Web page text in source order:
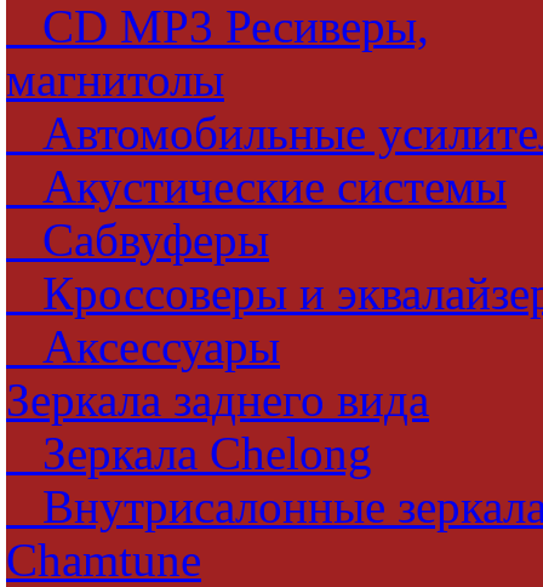
CD MP3 Ресиверы,
магнитолы
Автомобильные
Акустические системы
Сабвуферы
Кроссоверы и
Аксессуары
Зеркала заднего вида
Зеркала Chelong
Внутрисалонные
Chamtune